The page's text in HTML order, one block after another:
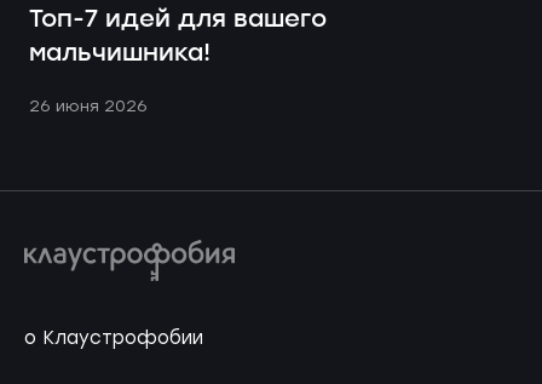
Топ-7 идей для вашего
мальчишника!
26 июня 2026
о Клаустрофобии